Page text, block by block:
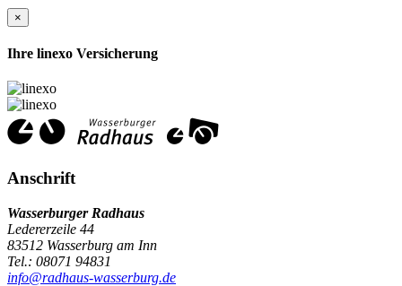
×
Ihre linexo Versicherung
Anschrift
Wasserburger Radhaus
Ledererzeile 44
83512 Wasserburg am Inn
Tel.: 08071 94831
info@radhaus-wasserburg.de